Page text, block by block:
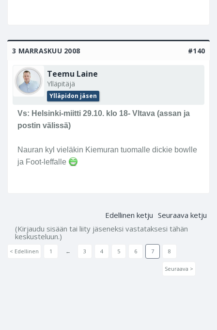
3 MARRASKUU 2008 #140
Teemu Laine
Ylläpitäjä
Ylläpidon jäsen
Vs: Helsinki-miitti 29.10. klo 18- Vltava (assan ja
postin välissä)
Nauran kyl vieläkin Kiemuran tuomalle dickie bowlle
ja Foot-leffalle
Edellinen ketju Seuraava ketju
(Kirjaudu sisään tai liity jäseneksi vastataksesi tähän
keskusteluun.)
< Edellinen 1 ← 3 4 5 6 7 8
Seuraava >